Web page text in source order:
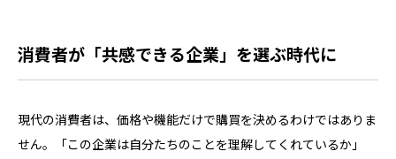
消費者が「共感できる企業」を選ぶ時代に
現代の消費者は、価格や機能だけで購買を決めるわけではありま
せん。「この企業は自分たちのことを理解してくれているか」